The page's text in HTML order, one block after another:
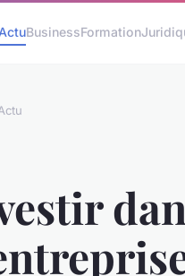
ActuBusinessFormation